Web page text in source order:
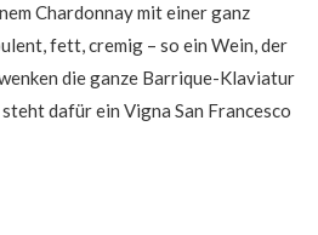
Chardonnay mit einer ganz
fett, cremig – so ein Wein, der
die ganze Barrique-Klaviatur
dafür ein Vigna San Francesco